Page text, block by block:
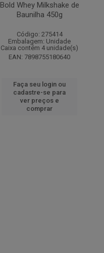
Bold Whey Milkshake de
Baunilha 450g
Código: 275414
Embalagem: Unidade
Caixa contém 4 unidade(s)
EAN: 7898755180640
Faça seu login ou
cadastre-se para
ver preços e
comprar